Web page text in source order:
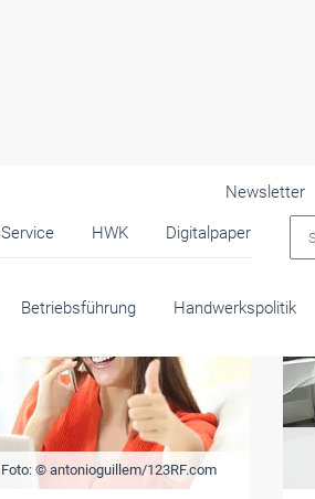
Service HWK Digitalpaper
Newsletter
Betriebsführung Handwerkspolitik
Foto: © antonioguillem/123RF.com